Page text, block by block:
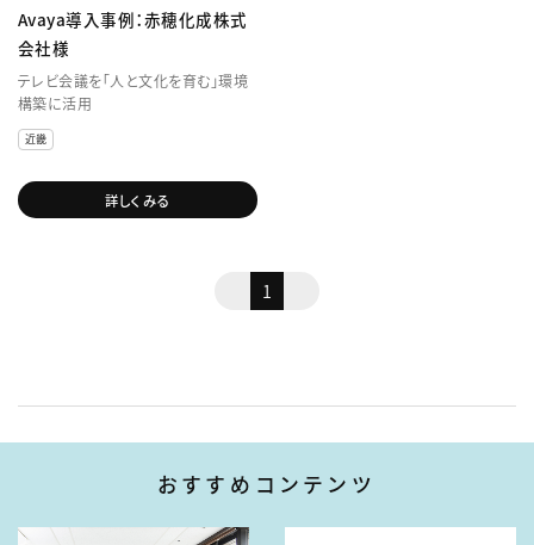
Avaya導入事例：赤穂化成株式
会社様
テレビ会議を「人と文化を育む」環境
構築に活用
近畿
詳しくみる
1
おすすめコンテンツ